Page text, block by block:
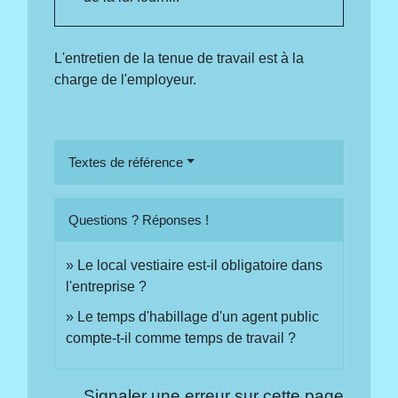
L'entretien de la tenue de travail est à la
charge de l'employeur.
Textes de référence
Questions ? Réponses !
Le local vestiaire est-il obligatoire dans
l'entreprise ?
Le temps d'habillage d'un agent public
compte-t-il comme temps de travail ?